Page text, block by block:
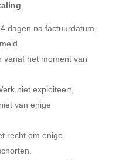
dagen na factuurdatum,
vanaf het moment van
niet exploiteert,
van enige
recht om enige